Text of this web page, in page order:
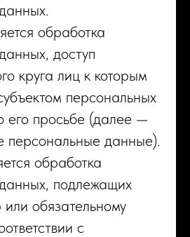
обработка
доступ
круга лиц к которым
персональных
его просьбе (далее —
персональные данные).
обработка
подлежащих
обязательному
с